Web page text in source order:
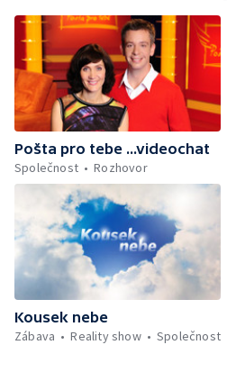
Pošta pro tebe ...videochat
Společnost
Rozhovor
Kousek nebe
Zábava
Reality show Společnost